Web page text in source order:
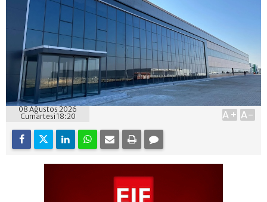
08 Ağustos 2026
Cumartesi 18:20
A+ A-